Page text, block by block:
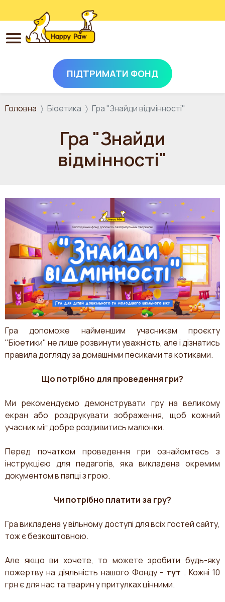
Перейти до основного вмісту
ПІДТРИМАТИ ФОНД
Головна Біоетика Гра "Знайди відмінності"
Гра "Знайди
відмінності"
Гра допоможе найменшим учасникам проєкту
"Біоетики" не лише розвинути уважність, але і дізнатись
правила догляду за домашніми песиками та котиками.
Що потрібно для проведення гри?
Ми рекомендуємо демонструвати гру на великому
екран або роздрукувати зображення, щоб кожний
учасник міг добре роздивитись малюнки.
Перед початком проведення гри ознайомтесь з
інструкцією для педагогів, яка викладена окремим
документом в папці з грою.
Чи потрібно платити за гру?
Гра викладена у вільному доступі для всіх гостей сайту,
тож є безкоштовною.
Але якщо ви хочете, то можете зробити будь-яку
пожертву на діяльність нашого Фонду - тут . Кожні 10
грн є для нас та тварин у притулках цінними.